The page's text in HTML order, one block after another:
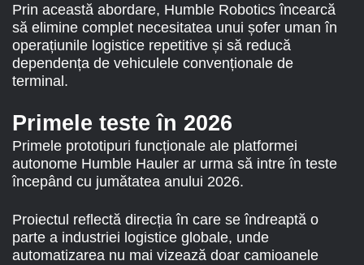
Prin această abordare, Humble Robotics încearcă
să elimine complet necesitatea unui șofer uman în
operațiunile logistice repetitive și să reducă
dependența de vehiculele convenționale de
terminal.
Primele teste în 2026
Primele prototipuri funcționale ale platformei
autonome Humble Hauler ar urma să intre în teste
începând cu jumătatea anului 2026.
Proiectul reflectă direcția în care se îndreaptă o
parte a industriei logistice globale, unde
automatizarea nu mai vizează doar camioanele